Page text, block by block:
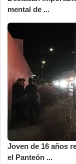
mental de ...
Joven de 16 años
el Panteón ...